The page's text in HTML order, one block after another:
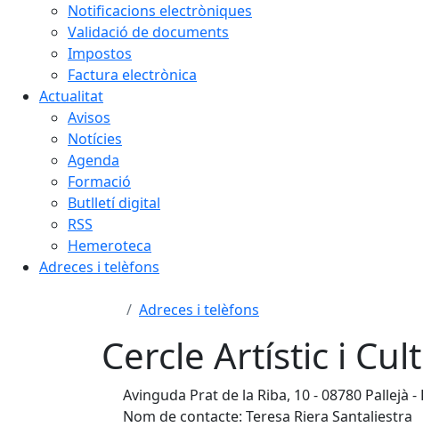
Notificacions electròniques
Validació de documents
Impostos
Factura electrònica
Actualitat
Avisos
Notícies
Agenda
Formació
Butlletí digital
RSS
Hemeroteca
Adreces i telèfons
Adreces i telèfons
Cercle Artístic i
Avinguda Prat de la Riba, 10 - 08780 Pallejà -
Nom de contacte: Teresa Riera Santaliestra